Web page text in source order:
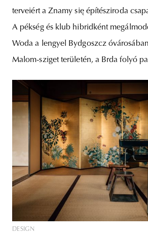
terveiért a Znamy się építésziroda
A pékség és klub hibridként
Woda a lengyel Bydgoszcz
Malom-sziget területén, a Brda folyó
DESIGN